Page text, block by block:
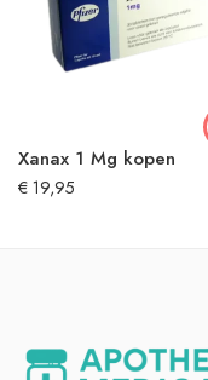
Xanax 1 Mg kopen
€19,95